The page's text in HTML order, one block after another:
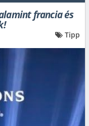
francia és
Tipp